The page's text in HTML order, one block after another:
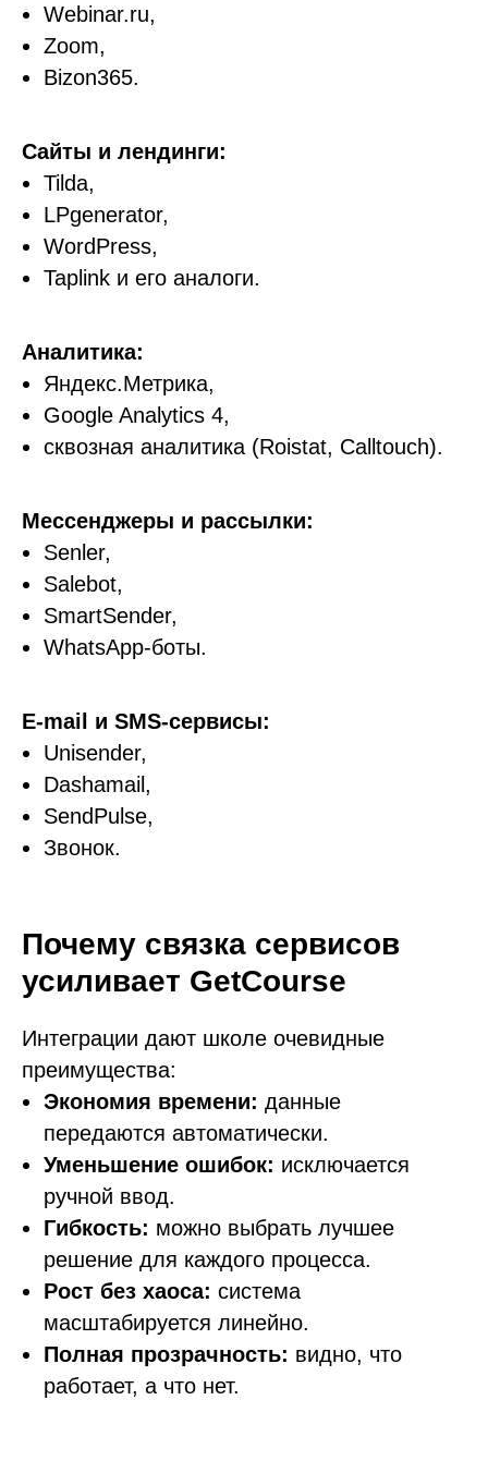
Webinar.ru,
Zoom,
Bizon365.
Сайты и лендинги:
Tilda,
LPgenerator,
WordPress,
Taplink и его аналоги.
Аналитика:
Яндекс.Метрика,
Google Analytics 4,
сквозная аналитика (Roistat, Calltouch).
Мессенджеры и рассылки:
Senler,
Salebot,
SmartSender,
WhatsApp-боты.
E-mail и SMS-сервисы:
Unisender,
Dashamail,
SendPulse,
Звонок.
Почему связка сервисов
усиливает GetCourse
Интеграции дают школе очевидные
преимущества:
Экономия времени: данные
передаются автоматически.
Уменьшение ошибок: исключается
ручной ввод.
Гибкость: можно выбрать лучшее
решение для каждого процесса.
Рост без хаоса: система
масштабируется линейно.
Полная прозрачность: видно, что
работает, а что нет.